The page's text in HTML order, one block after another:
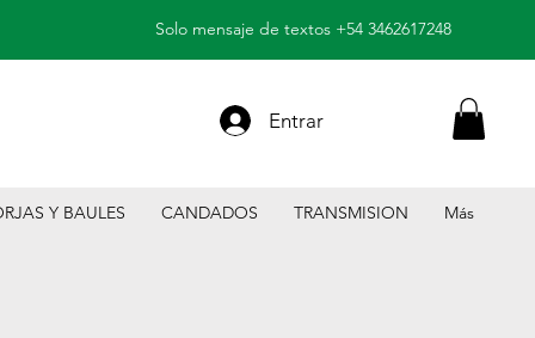
Solo mensaje de textos +54 3462617248
Entrar
Y BAULES CANDADOS TRANSMISION Más